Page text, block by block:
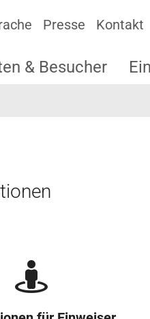
Presse Kontakt
& Besucher